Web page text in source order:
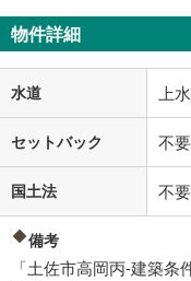
物件詳細
水道 上
セットバック 不要
国土法 不要
備考
「土佐市高岡丙-建築